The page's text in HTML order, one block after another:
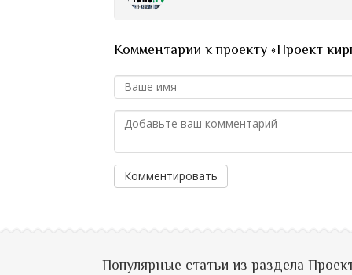
Комментарии к проекту «Проект
Комментировать
Популярные статьи из раздела